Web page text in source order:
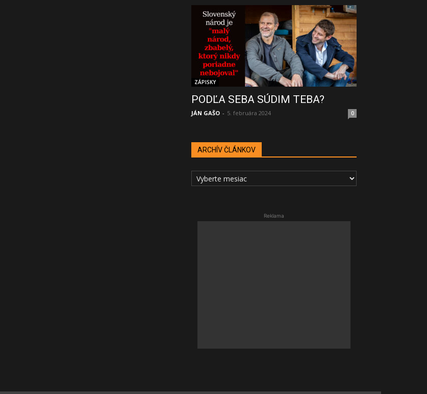
ZÁPISKY
PODĽA SEBA SÚDIM TEBA?
JÁN GAŠO - 5. februára 2024 0
ARCHÍV ČLÁNKOV
ARCHÍV
ČLÁNKOV
Reklama